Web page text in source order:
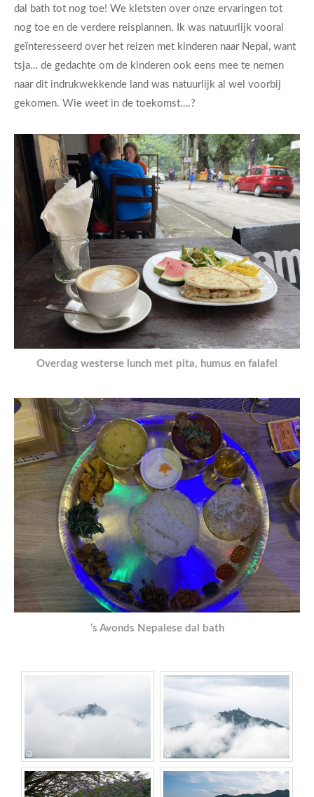
dal bath tot nog toe! We kletsten over onze ervaringen tot
nog toe en de verdere reisplannen. Ik was natuurlijk vooral
geïnteresseerd over het reizen met kinderen naar Nepal, want
tsja… de gedachte om de kinderen ook eens mee te nemen
naar dit indrukwekkende land was natuurlijk al wel voorbij
gekomen. Wie weet in de toekomst….?
Overdag westerse lunch met pita, humus en falafel
’s Avonds Nepalese dal bath